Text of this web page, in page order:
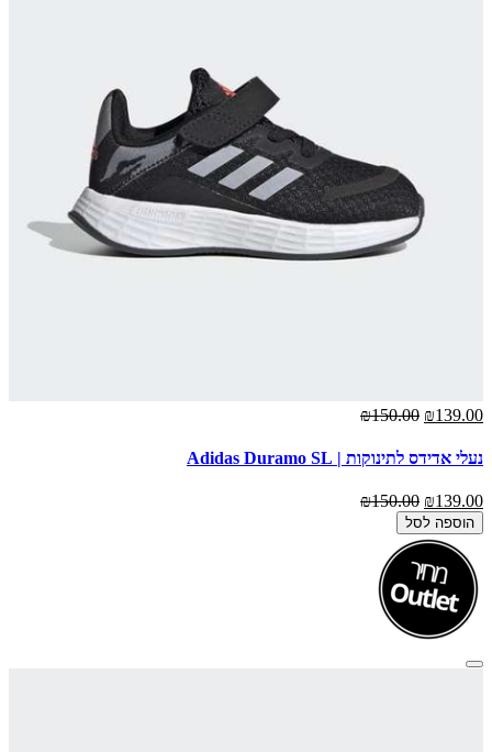
₪139.00
₪150.00
נעלי אדידס לתינוקות | Adidas Duramo SL
₪139.00
₪150.00
הוספה לסל